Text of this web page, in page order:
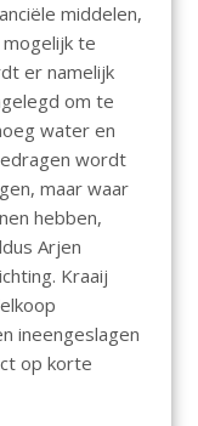
middelen,
te
er namelijk
om te
water en
wordt
maar waar
hebben,
Arjen
Kraaij
ineengeslagen
op korte